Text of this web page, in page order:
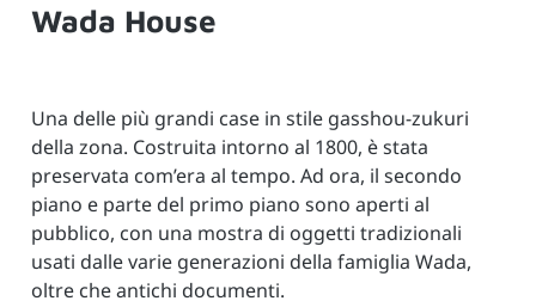
Wada House
Una delle più grandi case in stile gasshou-zukuri
della zona. Costruita intorno al 1800, è stata
preservata com’era al tempo. Ad ora, il secondo
piano e parte del primo piano sono aperti al
pubblico, con una mostra di oggetti tradizionali
usati dalle varie generazioni della famiglia Wada,
oltre che antichi documenti.